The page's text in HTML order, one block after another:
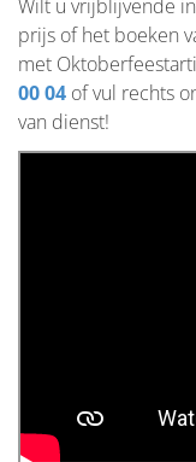
Wilt u vrijblijvende
prijs of het boeken
met
00 04 of vul rechts
van dienst!